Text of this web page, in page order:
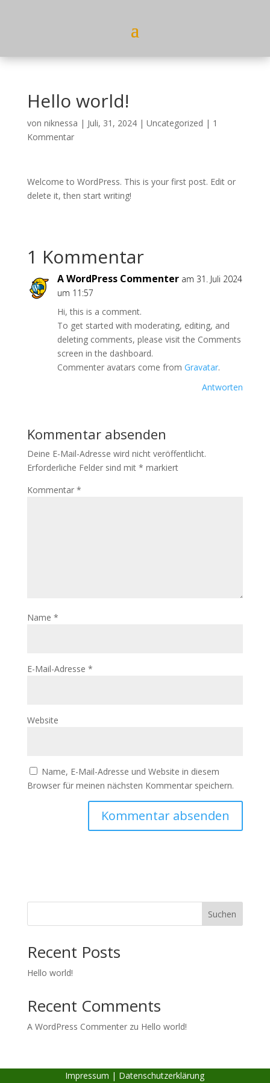
Hello world!
von niknessa | Juli, 31, 2024| Uncategorized | 1
Kommentar
Welcome to WordPress. This is your first post. Edit or
delete it, then start writing!
1 Kommentar
A WordPress Commenter am 31. Juli 2024
um 11:57
Hi, this is a comment.
To get started with moderating, editing, and
deleting comments, please visit the Comments
screen in the dashboard.
Commenter avatars come from Gravatar.
Antworten
Kommentar absenden
Deine E-Mail-Adresse wird nicht veröffentlicht.
Erforderliche Felder sind mit * markiert
Kommentar *
Name *
E-Mail-Adresse *
Website
Name, E-Mail-Adresse und Website in diesem
Browser für meinen nächsten Kommentar speichern.
Suchen
Recent Posts
Hello world!
Recent Comments
A WordPress Commenterzu Hello world!
Impressum | Datenschutzerklärung